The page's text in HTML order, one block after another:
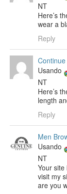
NT
Here’s
wear a
Reply
Usando
NT
Here’s
length
Reply
Men
Usando
NT
Your
visit my
are you